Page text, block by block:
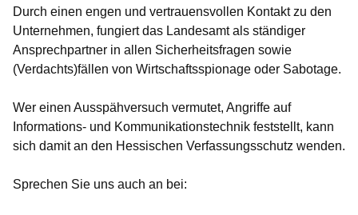
Durch einen engen und vertrauensvollen Kontakt zu den
Unternehmen, fungiert das Landesamt als ständiger
Ansprechpartner in allen Sicherheitsfragen sowie
(Verdachts)fällen von Wirtschaftsspionage oder Sabotage.
Wer einen Ausspähversuch vermutet, Angriffe auf
Informations- und Kommunikationstechnik feststellt, kann
sich damit an den Hessischen Verfassungsschutz wenden.
Sprechen Sie uns auch an bei: